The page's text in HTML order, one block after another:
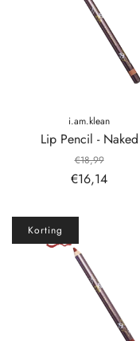
i.am.klean
Lip Pencil - Naked
€18,99
€16,14
Korting